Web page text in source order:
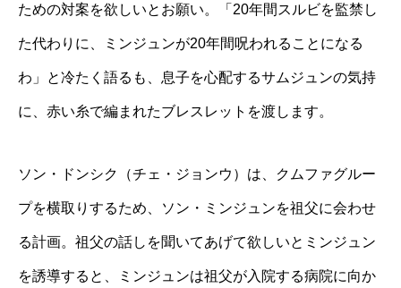
ための対案を欲しいとお願い。「20年間スルビを監禁し
た代わりに、ミンジュンが20年間呪われることになる
わ」と冷たく語るも、息子を心配するサムジュンの気持
に、赤い糸で編まれたブレスレットを渡します。
ソン・ドンシク（チェ・ジョンウ）は、クムファグルー
プを横取りするため、ソン・ミンジュンを祖父に会わせ
る計画。祖父の話しを聞いてあげて欲しいとミンジュン
を誘導すると、ミンジュンは祖父が入院する病院に向か